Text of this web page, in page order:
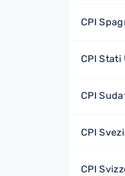
CPI
CPI Stati
CPI
CPI
CPI